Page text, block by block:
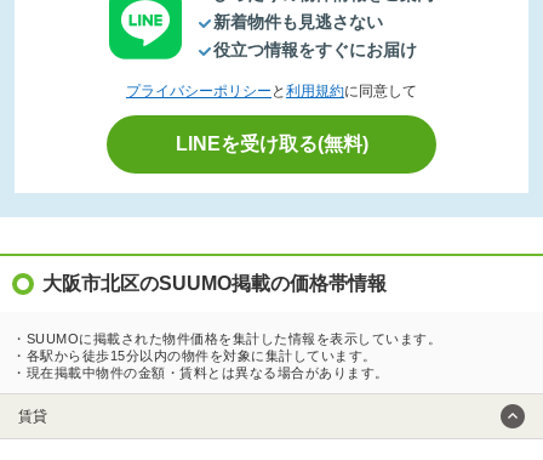
新着物件も見逃さない
役立つ情報をすぐにお届け
プライバシーポリシー と 利用規約に同意して
LINEを受け取る(無料)
大阪市北区のSUUMO掲載の価格帯情報
・SUUMOに掲載された物件価格を集計した情報を表示しています。
・各駅から徒歩15分以内の物件を対象に集計しています。
・現在掲載中物件の金額・賃料とは異なる場合があります。
賃貸